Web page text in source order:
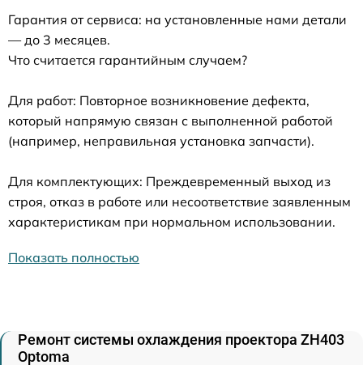
Гарантия от сервиса: на установленные нами детали
— до 3 месяцев.
Что считается гарантийным случаем?
Для работ: Повторное возникновение дефекта,
который напрямую связан с выполненной работой
(например, неправильная установка запчасти).
Для комплектующих: Преждевременный выход из
строя, отказ в работе или несоответствие заявленным
характеристикам при нормальном использовании.
Показать полностью
Ремонт системы охлаждения проектора ZH403
Optoma